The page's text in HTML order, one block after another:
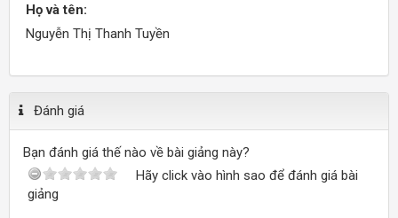
Họ và tên:
Nguyễn Thị Thanh Tuyền
Đánh giá
Bạn đánh giá thế nào về bài giảng này?
Hãy click vào hình sao để đánh giá bài
giảng